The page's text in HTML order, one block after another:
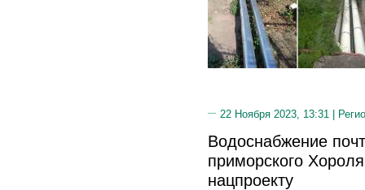
22 Ноября 2023, 13:31 |
Водоснабжение
приморского
нацпроекту